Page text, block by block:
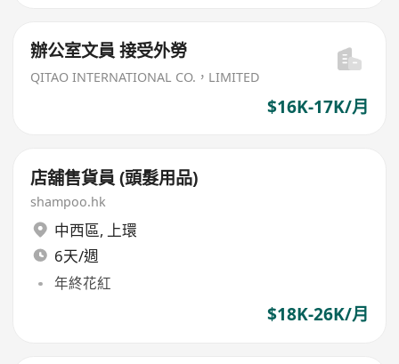
辦公室文員 接受外勞
QITAO INTERNATIONAL CO.，LIMITED
$16K-17K/月
店舖售貨員 (頭髮用品)
shampoo.hk
中西區, 上環
6天/週
年終花紅
$18K-26K/月